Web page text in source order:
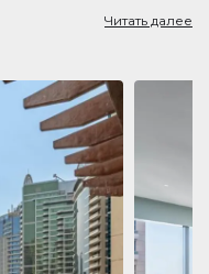
Читать далее